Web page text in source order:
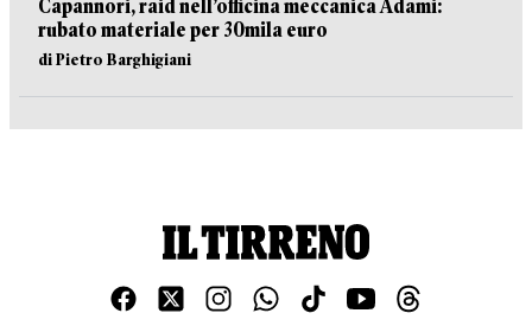
Capannori, raid nell’officina meccanica Adami:
rubato materiale per 30mila euro
di Pietro Barghigiani